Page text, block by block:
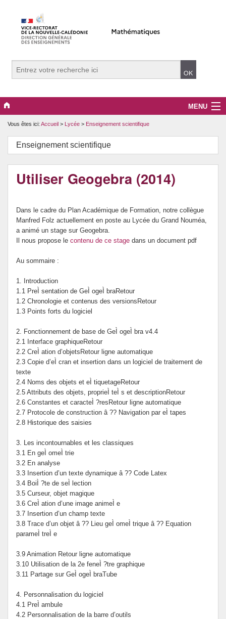
MENU
Evènements
Collège
Lycée
Maître Auxiliaire
Prévention de l’innumérisme
Se former
Vous êtes ici: Accueil > Lycée > Enseignement scientifique
Enseignement scientifique
Utiliser Geogebra (2014)
Dans le cadre du Plan Académique de Formation, notre collègue
Manfred Folz actuellement en poste au Lycée du Grand Nouméa,
a animé un stage sur Geogebra.
Il nous propose le contenu de ce stage dans un document pdf
Au sommaire :
1. Introduction
1.1 PreÌ sentation de GeÌ ogeÌ braRetour
1.2 Chronologie et contenus des versionsRetour
1.3 Points forts du logiciel
2. Fonctionnement de base de GeÌ ogeÌ bra v4.4
2.1 Interface graphiqueRetour
2.2 CreÌ ation d’objetsRetour ligne automatique
2.3 Copie d’eÌ cran et insertion dans un logiciel de traitement de
texte
2.4 Noms des objets et eÌ tiquetageRetour
2.5 Attributs des objets, proprieÌ teÌ s et descriptionRetour
2.6 Constantes et caracteÌ ?resRetour ligne automatique
2.7 Protocole de construction â ?? Navigation par eÌ tapes
2.8 Historique des saisies
3. Les incontournables et les classiques
3.1 En geÌ omeÌ trie
3.2 En analyse
3.3 Insertion d’un texte dynamique â ?? Code Latex
3.4 BoiÌ ?te de seÌ lection
3.5 Curseur, objet magique
3.6 CreÌ ation d’une image animeÌ e
3.7 Insertion d’un champ texte
3.8 Trace d’un objet â ?? Lieu geÌ omeÌ trique â ?? Equation
parameÌ treÌ e
3.9 Animation Retour ligne automatique
3.10 Utilisation de la 2e feneÌ ?tre graphique
3.11 Partage sur GeÌ ogeÌ braTube
4. Personnalisation du logiciel
4.1 PreÌ ambule
4.2 Personnalisation de la barre d’outils